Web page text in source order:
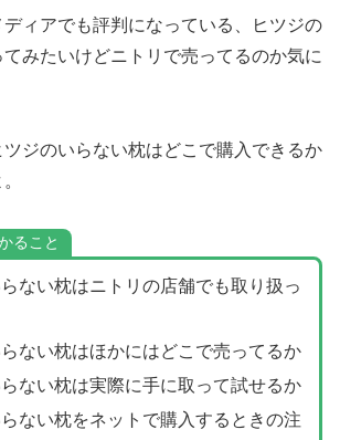
ィアでも評判になっている、ヒツジの
みたいけどニトリで売ってるのか気に
ジのいらない枕はどこで購入できるか
ること
ない枕はニトリの店舗でも取り扱っ
ない枕はほかにはどこで売ってるか
ない枕は実際に手に取って試せるか
ない枕をネットで購入するときの注